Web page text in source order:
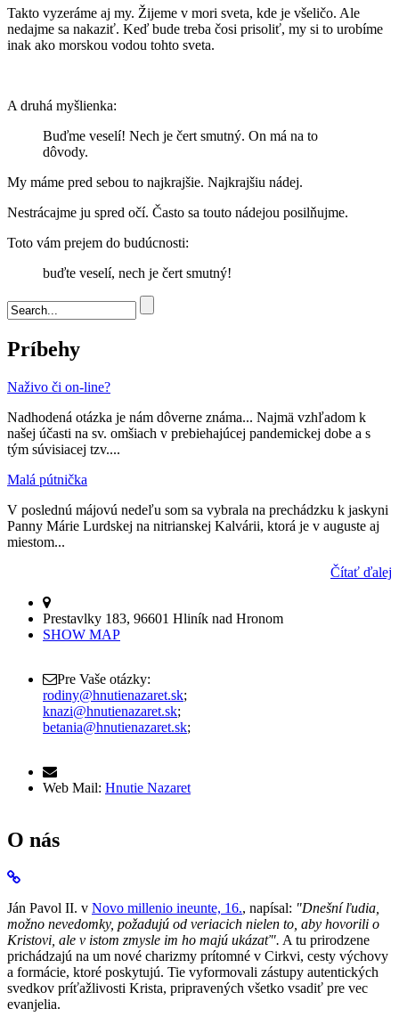
Takto vyzeráme aj my. Žijeme v mori sveta, kde je všeličo. Ale
nedajme sa nakaziť. Keď bude treba čosi prisoliť, my si to urobíme
inak ako morskou vodou tohto sveta.
A druhá myšlienka:
Buďme veselí! Nech je čert smutný. On má na to
dôvody.
My máme pred sebou to najkrajšie. Najkrajšiu nádej.
Nestrácajme ju spred očí. Často sa touto nádejou posilňujme.
Toto vám prejem do budúcnosti:
buďte veselí, nech je čert smutný!
Vyhľadávanie
Príbehy
Naživo či on-line?
Nadhodená otázka je nám dôverne známa... Najmä vzhľadom k
našej účasti na sv. omšiach v prebiehajúcej pandemickej dobe a s
tým súvisiacej tzv....
Malá pútnička
V poslednú májovú nedeľu som sa vybrala na prechádzku k jaskyni
Panny Márie Lurdskej na nitrianskej Kalvárii, ktorá je v auguste aj
miestom...
Čítať ďalej
Prestavlky 183, 96601 Hliník nad Hronom
SHOW MAP
Pre Vaše otázky:
rodiny@hnutienazaret.sk;
knazi@hnutienazaret.sk;
betania@hnutienazaret.sk;
Web Mail: Hnutie Nazaret
O nás
Ján Pavol II. v Novo millenio ineunte, 16., napísal: "Dnešní ľudia,
možno nevedomky, požadujú od veriacich nielen to, aby hovorili o
Kristovi, ale v istom zmysle im ho majú ukázať". A tu prirodzene
prichádzajú na um nové charizmy prítomné v Cirkvi, cesty výchovy
a formácie, ktoré poskytujú. Tie vyformovali zástupy autentických
svedkov príťažlivosti Krista, pripravených všetko vsadiť pre vec
evanjelia.